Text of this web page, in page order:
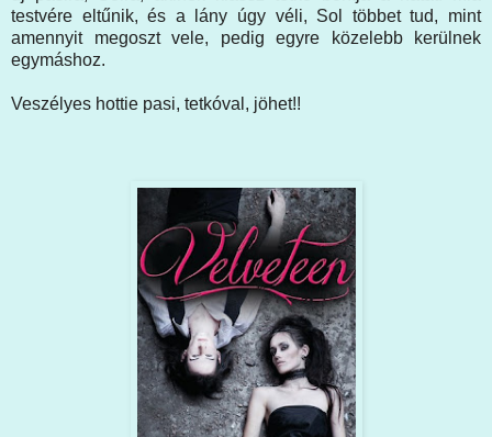
testvére eltűnik, és a lány úgy véli, Sol többet tud, mint
amennyit megoszt vele, pedig egyre közelebb kerülnek
egymáshoz.
Veszélyes hottie pasi, tetkóval, jöhet!!